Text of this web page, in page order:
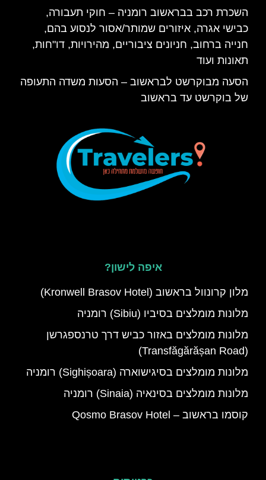
השכרת רכב בבראשוב רומניה – חוקי תעבורה,
כבישי אגרה, איזורים שמותר/אסור לנסוע בהם,
חנייה ברחוב, חניונים ציבוריים, מהירויות, דו"חות,
תאונות ועוד
הסעה מבוקרשט לבראשוב – הסעות משדה התעופה
של בוקרשט עד בראשוב
איפה לישון?
מלון קרונוול בראשוב (Kronwell Brasov Hotel)
מלונות מומלצים בסיביו (Sibiu) רומניה
מלונות מומלצים באזור כביש דרך טרנספגרשן
(Transfăgărășan Road)
מלונות מומלצים בסיגישוארה (Sighișoara) רומניה
מלונות מומלצים בסינאיה (Sinaia) רומניה
קוסמו בראשוב – Qosmo Brasov Hotel